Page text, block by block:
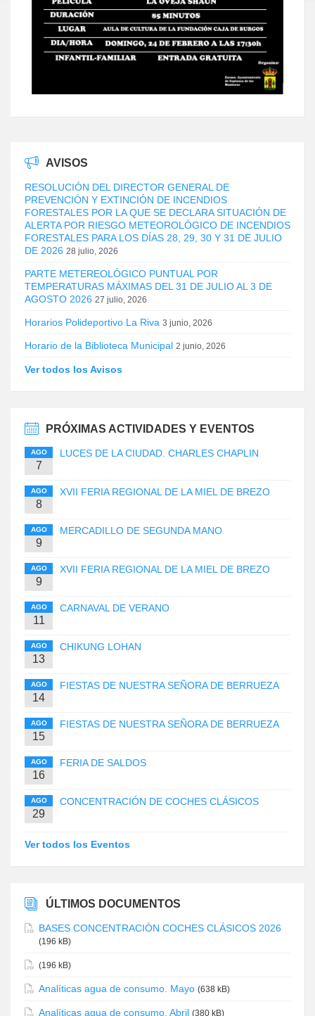
AVISOS
RESOLUCIÓN DEL DIRECTOR GENERAL DE
PREVENCIÓN Y EXTINCIÓN DE INCENDIOS
FORESTALES POR LA QUE SE DECLARA SITUACIÓN DE
ALERTA POR RIESGO METEOROLÓGICO DE INCENDIOS
FORESTALES PARA LOS DÍAS 28, 29, 30 Y 31 DE JULIO
DE 2026 28 julio, 2026
PARTE METEREOLÓGICO PUNTUAL POR
TEMPERATURAS MÁXIMAS DEL 31 DE JULIO AL 3 DE
AGOSTO 2026 27 julio, 2026
Horarios Polideportivo La Riva 3 junio, 2026
Horario de la Biblioteca Municipal 2 junio, 2026
Ver todos los Avisos
PRÓXIMAS ACTIVIDADES Y EVENTOS
AGO
7
LUCES DE LA CIUDAD. CHARLES CHAPLIN
AGO
8
XVII FERIA REGIONAL DE LA MIEL DE BREZO
AGO
9
MERCADILLO DE SEGUNDA MANO
AGO
9
XVII FERIA REGIONAL DE LA MIEL DE BREZO
AGO
11
CARNAVAL DE VERANO
AGO
13
CHIKUNG LOHAN
AGO
14
FIESTAS DE NUESTRA SEÑORA DE BERRUEZA
AGO
15
FIESTAS DE NUESTRA SEÑORA DE BERRUEZA
AGO
16
FERIA DE SALDOS
AGO
29
CONCENTRACIÓN DE COCHES CLÁSICOS
Ver todos los Eventos
ÚLTIMOS DOCUMENTOS
BASES CONCENTRACIÓN COCHES CLÁSICOS 2026
(196 kB)
(196 kB)
Analíticas agua de consumo. Mayo (638 kB)
Analíticas agua de consumo. Abril (380 kB)